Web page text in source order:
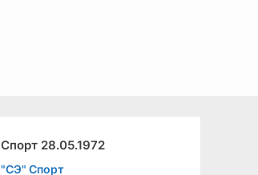
Спорт 28.05.1972
"СЭ" Спорт